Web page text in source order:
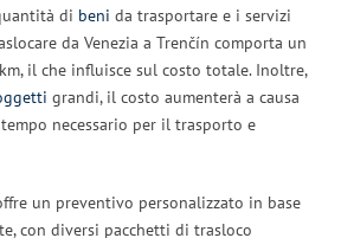
di beni da trasportare e i servizi
da Venezia a Trenčín comporta un
il che influisce sul costo totale. Inoltre,
grandi, il costo aumenterà a causa
necessario per il trasporto e
un preventivo personalizzato in base
con diversi pacchetti di trasloco